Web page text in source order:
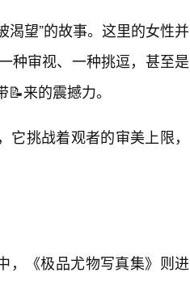
渴望”的故事。这里的女性并
种审视、一种挑逗，甚至是
来的震撼力。
挑战着观者的审美上限，
，《极品尤物写真集》则进